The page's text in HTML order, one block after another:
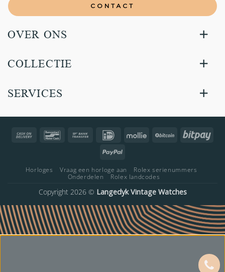
CONTACT
OVER ONS
COLLECTIE
SERVICES
Cash
Bancontact Bank
IDeal Mollie BitCoin
PayPal
Horloges Vraag een horloge aan
Rolex serienummers
Onderdelen
Rolex landcodes
Copyright 2026 © Langedyk Vintage Watches